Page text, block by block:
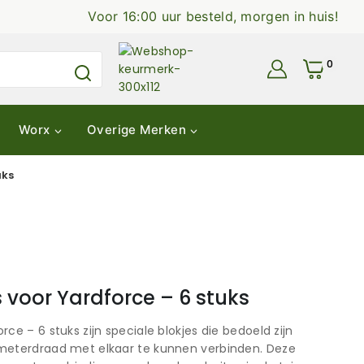
Voor 16:00 uur besteld, morgen in huis!
0
Worx Overige Merken
Yardforce – 6 stuks
– 6 stuks zijn speciale blokjes die bedoeld zijn
met elkaar te kunnen verbinden. Deze